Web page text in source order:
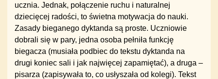
ucznia. Jednak, połączenie ruchu i naturalnej
dziecięcej radości, to świetna motywacja do nauki.️
Zasady bieganego dyktanda są proste. Uczniowie
dobrali się w pary, jedna osoba pełniła funkcję
biegacza (musiała podbiec do tekstu dyktanda na
drugi koniec sali i jak najwięcej zapamiętać), a druga –
pisarza (zapisywała to, co usłyszała od kolegi). Tekst